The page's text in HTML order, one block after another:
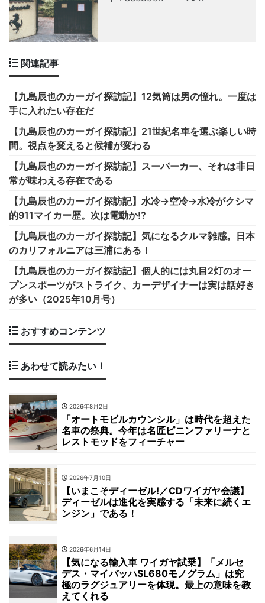
関連記事
【九島辰也のカーガイ探訪記】12気筒は男の憧れ。一度は
手に入れたい存在だ
【九島辰也のカーガイ探訪記】21世紀名車を選ぶ楽しい時
間。視点を変えると候補が変わる
【九島辰也のカーガイ探訪記】スーパーカー、それは非日
常が味わえる存在である
【九島辰也のカーガイ探訪記】水冷→空冷→水冷がクシマ
的911マイカー歴。次は電動か!?
【九島辰也のカーガイ探訪記】気になるクルマ雑感。日本
のカリフォルニアは三浦にある！
【九島辰也のカーガイ探訪記】個人的には丸目2灯のオー
プンスポーツがストライク、カーデザイナーは実は話好き
が多い（2025年10月号）
おすすめコンテンツ
あわせて読みたい！
2026年8月2日
「オートモビルカウンシル」は時代を超えた
名車の祭典。今年は名匠ピニンファリーナと
レストモッドをフィーチャー
2026年7月10日
【いまこそディーゼル!／CDワイガヤ会議】
ディーゼルは進化を実感する「未来に続くエ
ンジン」である！
2026年6月14日
【気になる輸入車 ワイガヤ試乗】「メルセ
デス・マイバッハSL680モノグラム」は究
極のラグジュアリーを体現。最上の意味を教
えてくれる